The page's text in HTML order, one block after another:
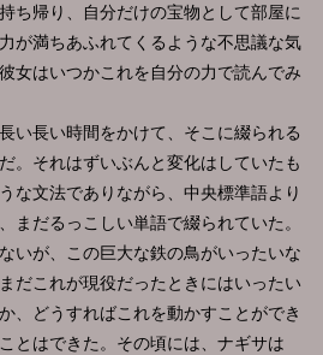
ち帰り、自分だけの宝物として部屋に
が満ちあふれてくるような不思議な気
女はいつかこれを自分の力で読んでみ
い長い時間をかけて、そこに綴られる
。それはずいぶんと変化はしていたも
な文法でありながら、中央標準語より
まだるっこしい単語で綴られていた。
いが、この巨大な鉄の鳥がいったいな
だこれが現役だったときにはいったい
、どうすればこれを動かすことができ
とはできた。その頃には、ナギサは